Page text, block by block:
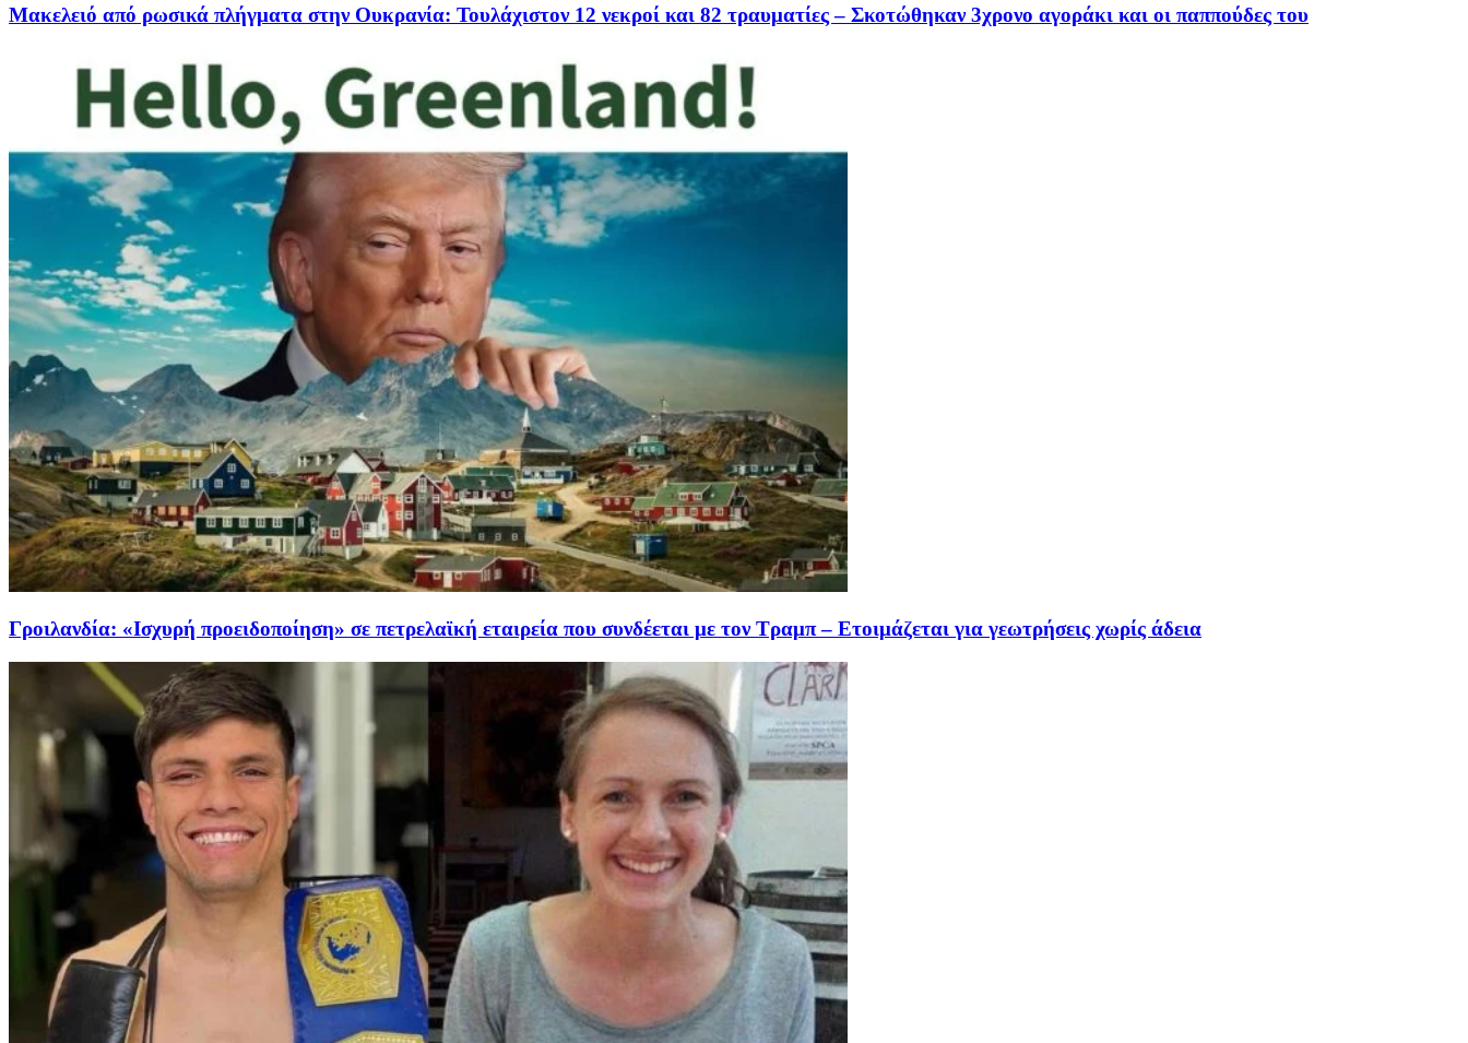
Μακελειό από ρωσικά πλήγματα στην Ουκρανία: Τουλάχιστον 12 νεκροί και 82 τραυματίες – Σκοτώθηκαν 3χρονο αγοράκι και οι παππούδες του
Γροιλανδία: «Ισχυρή προειδοποίηση» σε πετρελαϊκή εταιρεία που συνδέεται με τον Τραμπ – Ετοιμάζεται για γεωτρήσεις χωρίς άδεια